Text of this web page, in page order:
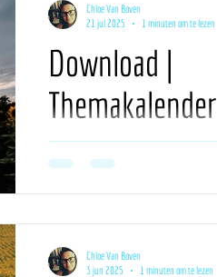
Download |
Themakalender
augustus '25
Chloe Van Boven
21 jul 2025
1 minuten om te lezen
Chloe Van Boven
3 jun 2025
1 minuten om te lezen